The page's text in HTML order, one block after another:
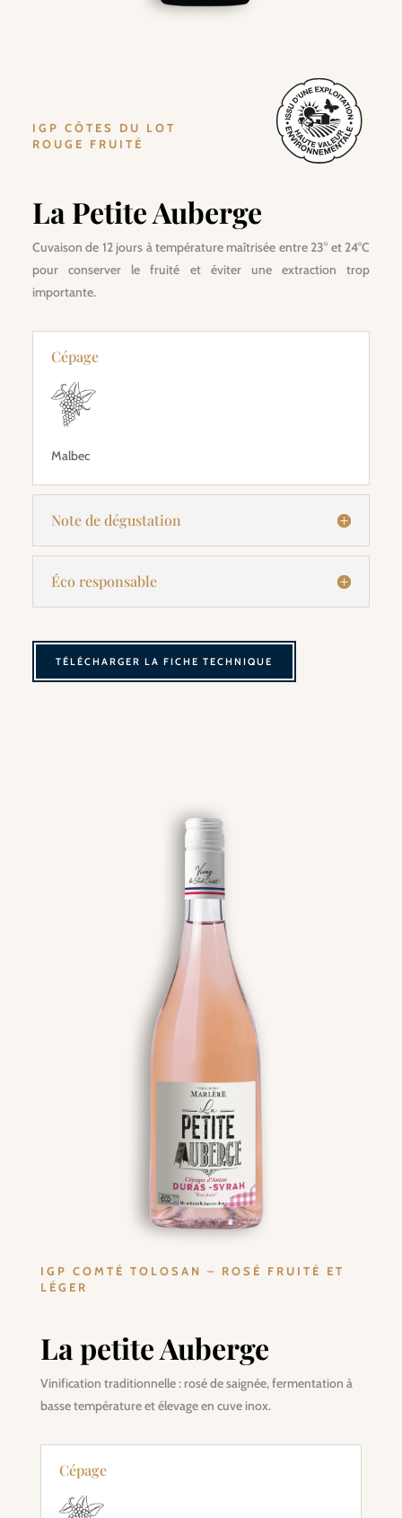
IGP CÔTES DU LOT
ROUGE FRUITÉ
La Petite Auberge
Cuvaison de 12 jours à température maîtrisée entre 23° et 24°C
pour conserver le fruité et éviter une extraction trop
importante.
Cépage
Malbec
Note de dégustation
Éco responsable
TÉLÉCHARGER LA FICHE TECHNIQUE
IGP COMTÉ TOLOSAN – ROSÉ FRUITÉ ET
LÉGER
La petite Auberge
Vinification traditionnelle : rosé de saignée, fermentation à
basse température et élevage en cuve inox.
Cépage